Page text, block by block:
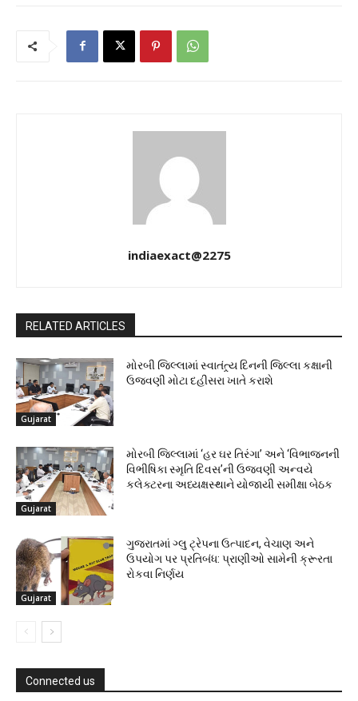
indiaexact@2275
RELATED ARTICLES
Gujarat
મોરબી જિલ્લામાં સ્વાતંત્ર્ય દિનની જિલ્લા કક્ષાની
ઉજવણી મોટા દહીસરા ખાતે કરાશે
Gujarat
મોરબી જિલ્લામાં ‘હર ઘર તિરંગા’ અને ‘વિભાજનની
વિભીષિકા સ્મૃતિ દિવસ’ની ઉજવણી અન્વયે
કલેક્ટરના અધ્યક્ષસ્થાને યોજાયી સમીક્ષા બેઠક
Gujarat
ગુજરાતમાં ગ્લુ ટ્રેપના ઉત્પાદન, વેચાણ અને
ઉપયોગ પર પ્રતિબંધ: પ્રાણીઓ સામેની ક્રૂરતા
રોકવા નિર્ણય
Connected us